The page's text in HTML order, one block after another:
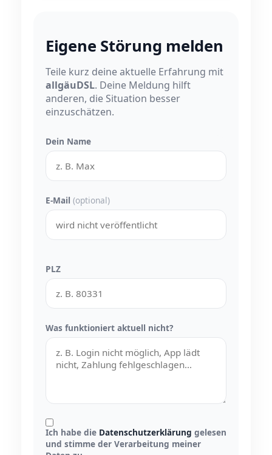
Eigene Störung melden
Teile kurz deine aktuelle Erfahrung mit
allgäuDSL. Deine Meldung hilft
anderen, die Situation besser
einzuschätzen.
Dein Name
E-Mail (optional)
PLZ
Was funktioniert aktuell nicht?
Ich habe die Datenschutzerklärung gelesen
und stimme der Verarbeitung meiner